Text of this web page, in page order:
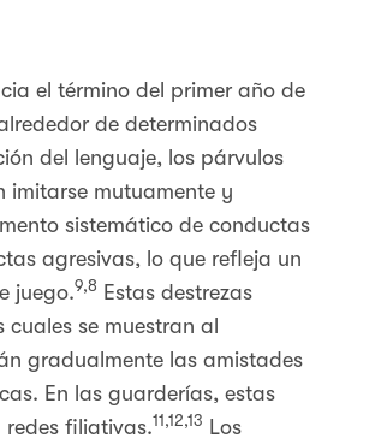
el término del primer año de
de determinados
del lenguaje, los párvulos
imitarse mutuamente y
sistemático de conductas
agresivas, lo que refleja un
juego.9,8 Estas destrezas
se muestran al
gradualmente las amistades
En las guarderías, estas
filiativas.11,12,13 Los